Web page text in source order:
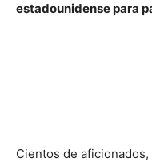
estadounidense para
Cientos de